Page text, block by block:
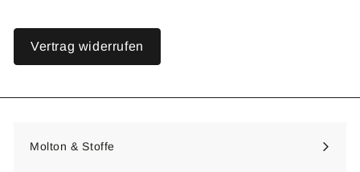
Vertrag widerrufen
Molton & Stoffe
Menü